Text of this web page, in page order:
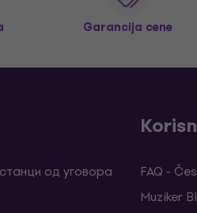
Garancija cene
од уговора
FAQ -
Muziker